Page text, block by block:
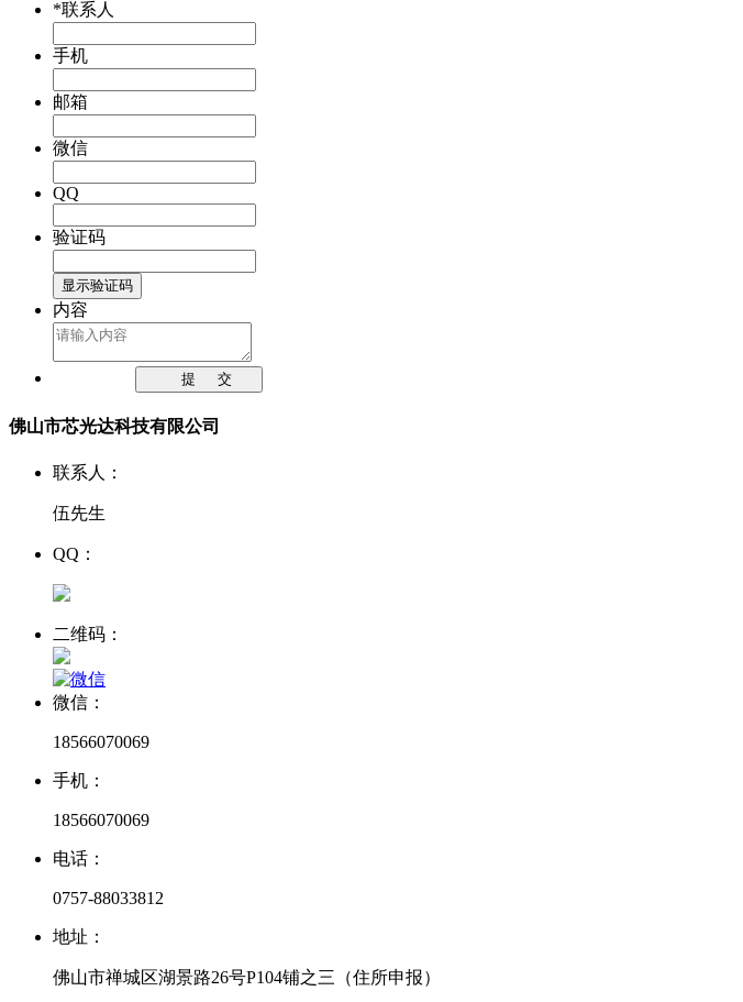
*联系人
手机
邮箱
微信
QQ
验证码
显示验证码
内容
提交
佛山市芯光达科技有限公司
联系人：
伍先生
QQ：
二维码：
微信：
18566070069
手机：
18566070069
电话：
0757-88033812
地址：
佛山市禅城区湖景路26号P104铺之三（住所申报）